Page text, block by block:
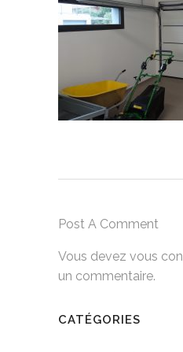
Post A Comment
Vous devez vous
un commentaire.
CATÉGORIES